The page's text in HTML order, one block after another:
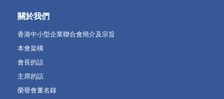
關於我們
香港中小型企業聯合會簡介及宗旨
本會架構
會長的話
主席的話
榮譽會董名錄